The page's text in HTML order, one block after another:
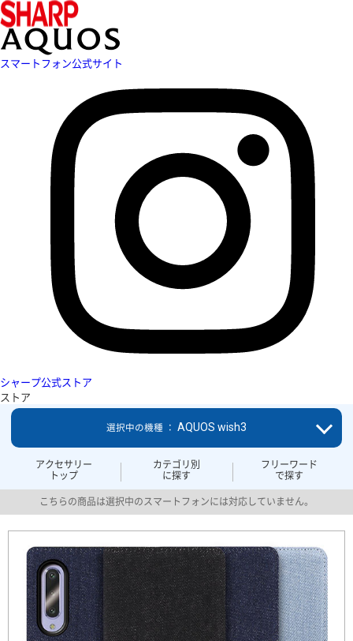
スマートフォン公式サイト
シャープ公式ストア
ストア
アクセサリー
トップ
カテゴリ別
に探す
フリーワード
で探す
選択中の機種 ： AQUOS wish3
こちらの商品は選択中のスマートフォンには対応していません。